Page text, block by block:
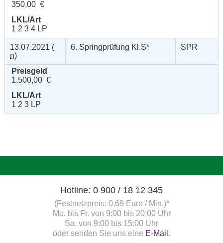
350,00 €
LKL/Art
1 2 3 4 LP
13.07.2021 (
n)
6. Springprüfung Kl.S* SPR
Preisgeld
1.500,00 €
LKL/Art
1 2 3 LP
Hotline: 0 900 / 18 12 345
(Festnetzpreis: 0,69 Euro / Min.)*
Mo. bis Fr. von 9:00 bis 20:00 Uhr
Sa. von 9:00 bis 15:00 Uhr
oder senden Sie uns eine E-Mail .